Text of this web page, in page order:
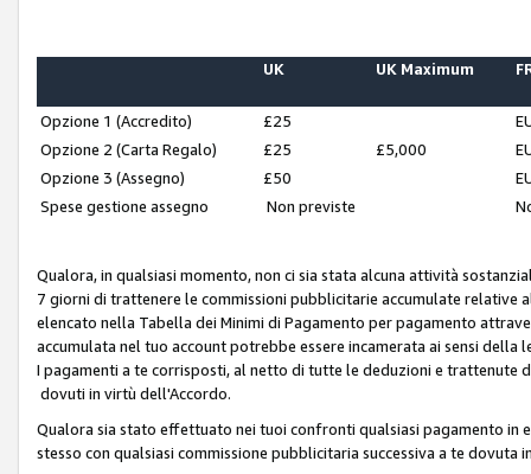
UK UK Maximum
Opzione 1 (Accredito) £25
Opzione 2 (Carta Regalo)
£25 £5,000
Opzione 3 (Assegno)
£50
Spese gestione assegno
Non previste
Qualora, in qualsiasi momento, non ci sia stata alcuna attività
7 giorni di trattenere le commissioni pubblicitarie accumulate
elencato nella Tabella dei Minimi di Pagamento per pagamento
accumulata nel tuo account potrebbe essere incamerata ai sensi
I pagamenti a te corrisposti, al netto di tutte le deduzioni e trattenute
dovuti in virtù dell'Accordo.
Qualora sia stato effettuato nei tuoi confronti qualsiasi pagamento in
stesso con qualsiasi commissione pubblicitaria successiva a te dovuta